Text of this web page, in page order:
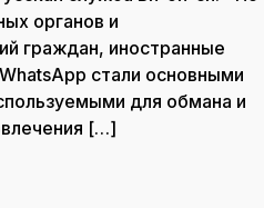
органов и
граждан, иностранные
стали основными
для обмана и
[…]